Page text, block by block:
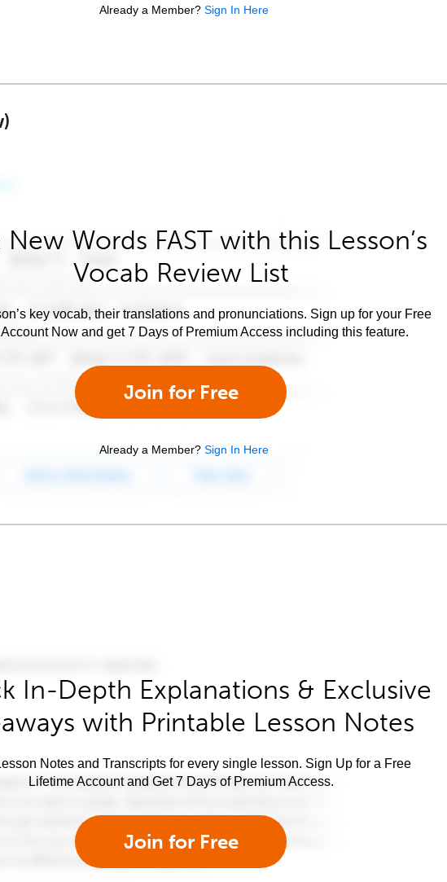
Already a Member? Sign In Here
New Words FAST with this Lesson’s
Vocab Review List
key vocab, their translations and pronunciations. Sign up for your Free
Account Now and get 7 Days of Premium Access including this feature.
Join for Free
Already a Member? Sign In Here
In-Depth Explanations & Exclusive
with Printable Lesson Notes
Notes and Transcripts for every single lesson. Sign Up for a Free
Lifetime Account and Get 7 Days of Premium Access.
Join for Free